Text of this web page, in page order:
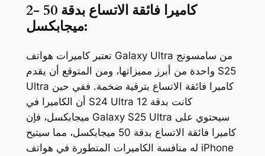
2- كاميرا فائقة الاتساع بدقة 50
ميجابكسل:
تعتبر كاميرات هواتف Galaxy Ultra من سامسونج
واحدة من أبرز مميزاتها، ومن المتوقع أن يقدم S25
Ultra كاميرا فائقة الاتساع بترقية ضخمة. ففي حين
أن الكاميرا في S24 Ultra كانت بدقة 12
ميجابكسل، فإن Galaxy S25 Ultra سيحتوي على
كاميرا فائقة الاتساع بدقة 50 ميجابكسل، مما سيتيح
له منافسة الكاميرات المتطورة في هواتف iPhone